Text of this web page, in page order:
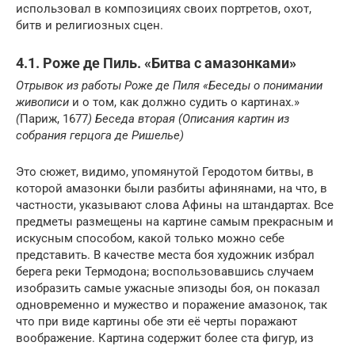
использовал в композициях своих портретов, охот,
битв и религиозных сцен.
4.1. Роже де Пиль. «Битва с амазонками»
Отрывок из работы Роже де Пиля «Беседы о понимании
живописи и о том, как должно судить о картинах.»
(Париж, 1677) Беседа вторая (Описания картин из
собрания герцога де Ришелье)
Это сюжет, видимо, упомянутой Геродотом битвы, в
которой амазонки были разбиты афинянами, на что, в
частности, указывают слова Афины на штандартах. Все
предметы размещены на картине самым прекрасным и
искусным способом, какой только можно себе
представить. В качестве места боя художник избрал
берега реки Термодона; воспользовавшись случаем
изобразить самые ужасные эпизоды боя, он показал
одновременно и мужество и поражение амазонок, так
что при виде картины обе эти её черты поражают
воображение. Картина содержит более ста фигур, из